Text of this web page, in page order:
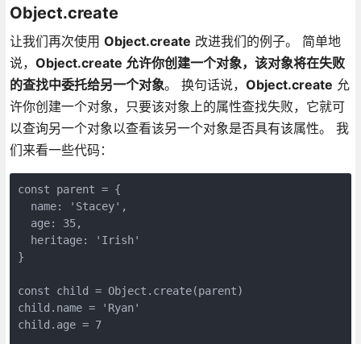
Object.create
让我们再次使用 Object.create 改进我们的例子。 简单地
说， Object.create 允许你创建一个对象，该对象将在失败
的查找中委托给另一个对象。 换句话说， Object.create 允
许你创建一个对象，只要该对象上的属性查找失败，它就可
以查询另一个对象以查看该另一个对象是否具有该属性。 我
们来看一些代码：
const parent = {
  name: 'Stacey',
  age: 35,
  heritage: 'Irish'
}
const child = Object.create(parent)
child.name = 'Ryan'
child.age = 7